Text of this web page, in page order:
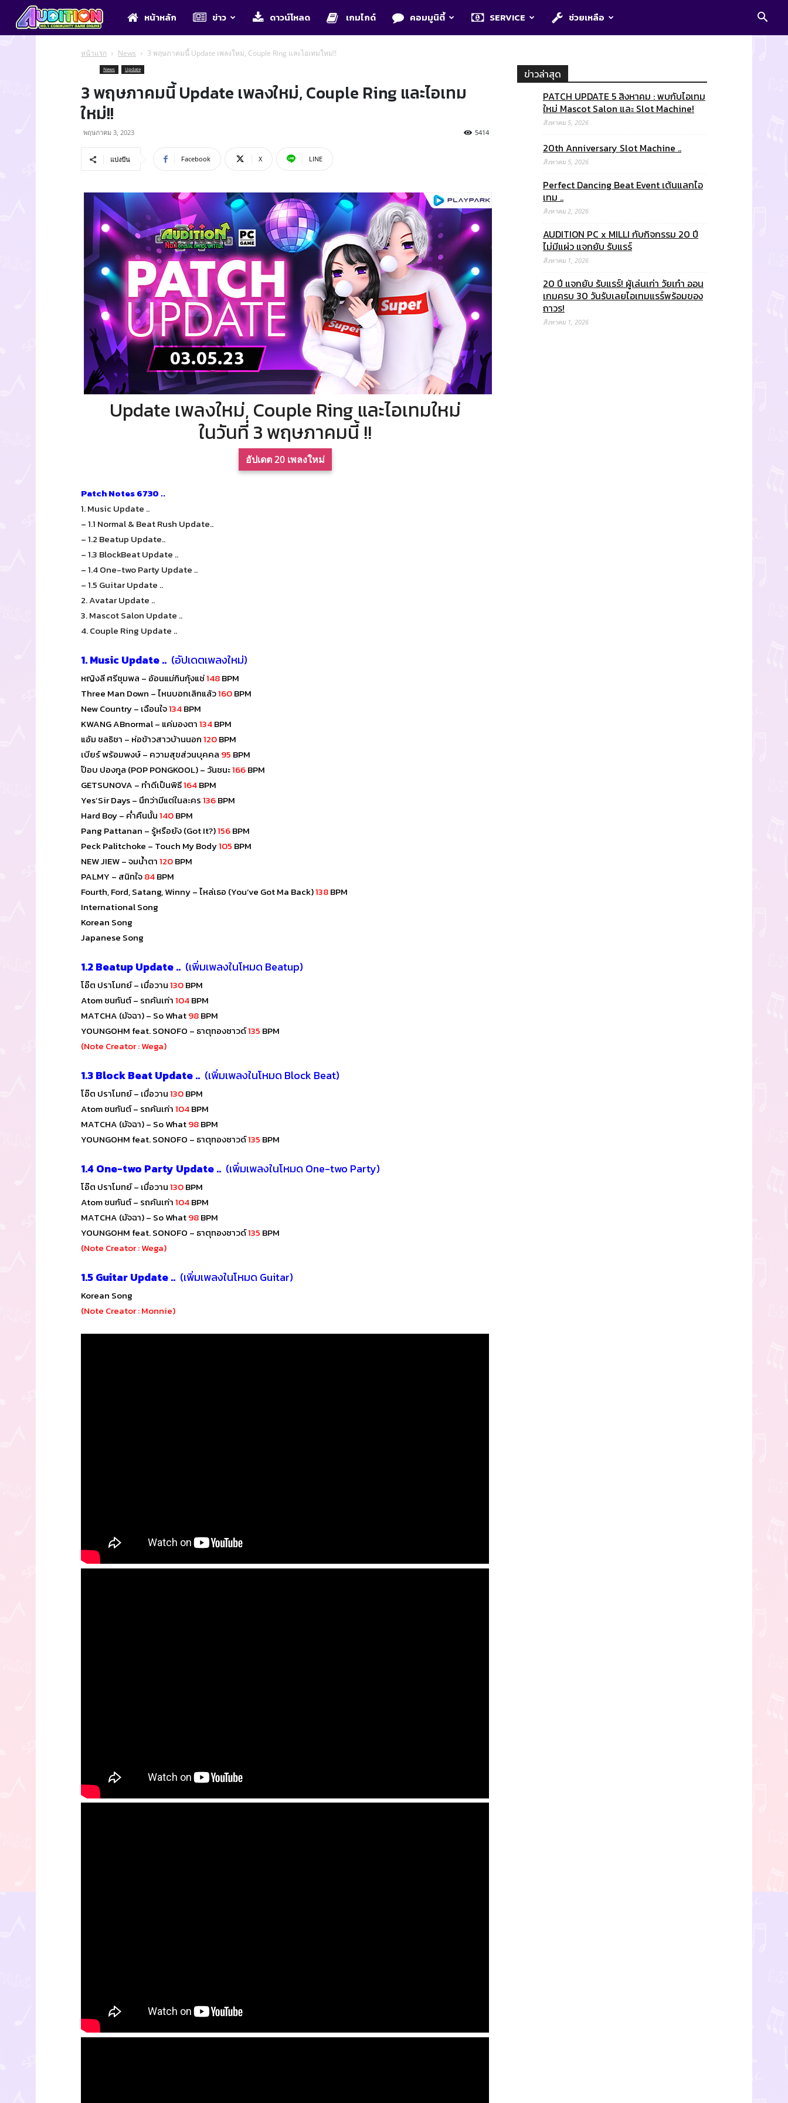
Auditionหน้าหลัก ข่าว ดาวน์โหลด เกมไกด์ คอมมูนิตี้ SERVICE ช่วยเหลือ
หน้าแรก News 3 พฤษภาคมนี้ Update เพลงใหม่, Couple Ring และไอเทมใหม่!!
News Update
3 พฤษภาคมนี้ Update เพลงใหม่, Couple Ring และไอเทม
ใหม่!!
พฤษภาคม 3, 2023 5414
แบ่งปัน Facebook X LINE
Update เพลงใหม่, Couple Ring และไอเทมใหม่
ในวันที่ 3 พฤษภาคมนี้ !!
อัปเดต 20 เพลงใหม่
Patch Notes 6730 ..
1. Music Update ..
– 1.1 Normal & Beat Rush Update..
– 1.2 Beatup Update..
– 1.3 BlockBeat Update ..
– 1.4 One-two Party Update ..
– 1.5 Guitar Update ..
2. Avatar Update ..
3. Mascot Salon Update ..
4. Couple Ring Update ..
1. Music Update .. (อัปเดตเพลงใหม่)
หญิงลี ศรีชุมพล – อ้อนแม่กินกุ้งแช่148BPM
Three Man Down – ไหนบอกเลิกแล้ว160BPM
New Country – เฉือนใจ134BPM
KWANG ABnormal – แค่มองตา134BPM
แอ้ม ชลธิชา – ห่อข้าวสาวบ้านนอก120BPM
เบียร์ พร้อมพงษ์ – ความสุขส่วนบุคคล 95 BPM
ป๊อบ ปองกูล (POP PONGKOOL) – วันชนะ166BPM
GETSUNOVA – ทำดีเป็นพิธี164BPM
Yes’Sir Days – นึกว่ามีแต่ในละคร136BPM
Hard Boy – ค่ำคืนนั้น140BPM
Pang Pattanan – รู้หรือยัง (Got It?)156BPM
Peck Palitchoke – Touch My Body105 BPM
NEW JIEW – จมน้ำตา120BPM
PALMY – สนิทใจ84BPM
Fourth, Ford, Satang, Winny – ไหล่เธอ (You’ve Got Ma Back)138BPM
International Song
Korean Song
Japanese Song
1.2Beatup Update .. (เพิ่มเพลงในโหมด Beatup)
โอ๊ต ปราโมทย์ – เมื่อวาน130BPM
Atom ชนกันต์ – รถคันเก่า104BPM
MATCHA (มัจฉา) – So What98BPM
YOUNGOHM feat. SONOFO – ธาตุทองซาวด์135 BPM
(Note Creator : Wega)
1.3Block Beat Update .. (เพิ่มเพลงในโหมด Block Beat)
โอ๊ต ปราโมทย์ – เมื่อวาน130BPM
Atom ชนกันต์ – รถคันเก่า104BPM
MATCHA (มัจฉา) – So What98BPM
YOUNGOHM feat. SONOFO – ธาตุทองซาวด์135 BPM
1.4 One-two Party Update .. (เพิ่มเพลงในโหมด One-two Party)
โอ๊ต ปราโมทย์ – เมื่อวาน130BPM
Atom ชนกันต์ – รถคันเก่า104BPM
MATCHA (มัจฉา) – So What98BPM
YOUNGOHM feat. SONOFO – ธาตุทองซาวด์135 BPM
(Note Creator : Wega)
1.5Guitar Update .. (เพิ่มเพลงในโหมด Guitar)
Korean Song
(Note Creator : Monnie)
ข่าวล่าสุด
PATCH UPDATE 5 สิงหาคม : พบกับไอเทม
ใหม่ Mascot Salon และ Slot Machine!
สิงหาคม 5, 2026
20th Anniversary Slot Machine ..
สิงหาคม 5, 2026
Perfect Dancing Beat Event เต้นแลกไอ
เทม ..
สิงหาคม 2, 2026
AUDITION PC x MILLI กับกิจกรรม 20 ปี
ไม่มีแผ่ว แจกยับ รับแรร์
สิงหาคม 1, 2026
20 ปี แจกยับ รับแรร์! ผู้เล่นเก่า วัยเก๋า ออน
เกมครบ 30 วันรับเลยไอเทมแรร์พร้อมของ
ถาวร!
สิงหาคม 1, 2026